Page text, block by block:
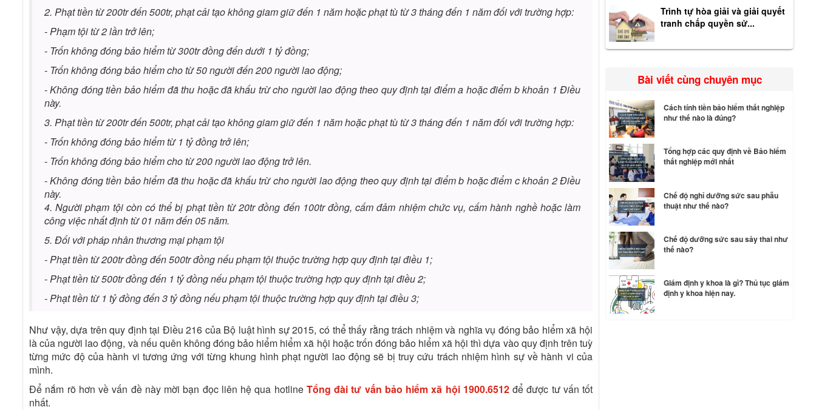
2. Phạt tiền từ 200tr đến 500tr, phạt cải tạo không giam giữ đến 1 năm hoặc phạt tù từ 3 tháng đến 1 năm đối với trường hợp:
- Phạm tội từ 2 lần trở lên;
- Trốn không đóng bảo hiểm từ 300tr đồng đến dưới 1 tỷ đồng;
- Trốn không đóng bảo hiểm cho từ 50 người đến 200 người lao động;
- Không đóng tiền bảo hiểm đã thu hoặc đã khấu trừ cho người lao động theo quy định tại điểm a hoặc điểm b khoản 1 Điều
này.
3. Phạt tiền từ 200tr đến 500tr, phạt cải tạo không giam giữ đến 1 năm hoặc phạt tù từ 3 tháng đến 1 năm đối với trường hợp:
- Trốn không đóng bảo hiểm từ 1 tỷ đồng trở lên;
- Trốn không đóng bảo hiểm cho từ 200 người lao động trở lên.
- Không đóng tiền bảo hiểm đã thu hoặc đã khấu trừ cho người lao động theo quy định tại điểm b hoặc điểm c khoản 2 Điều
này.
4.Người phạm tội còn có thể bị phạt tiền từ 20tr đồng đến 100tr đồng, cấm đảm nhiệm chức vụ, cấm hành nghề hoặc làm
công việc nhất định từ 01 năm đến 05 năm.
5. Đối với pháp nhân thương mại phạm tội
- Phạt tiền từ 200tr đồng đến 500tr đồng nếu phạm tội thuộc trường hợp quy định tại điều 1;
- Phạt tiền từ 500tr đồng đến 1 tỷ đồng nếu phạm tội thuộc trường hợp quy định tại điều 2;
- Phạt tiền từ 1 tỷ đồng đến 3 tỷ đồng nếu phạm tội thuộc trường hợp quy định tại điều 3;
Như vậy, dựa trên quy định tại Điều 216 của Bộ luật hình sự 2015, có thể thấy rằng trách nhiệm và nghĩa vụ đóng bảo hiểm xã hội
là của người lao động, và nếu quên không đóng bảo hiểm hiểm xã hội hoặctrốn đóng bảo hiểm xã hộithì dựa vào quy định trên tuỳ
từng mức độ của hành vi tương ứng với từng khung hình phạt người lao động sẽ bị truy cứu trách nhiệm hình sự về hành vi của
mình.
Để nắm rõ hơn về vấn đề này mời bạn đọc liên hệ qua hotline Tổng đài tư vấn bảo hiểm xã hội 1900.6512để được tư vấn tốt
nhất.
Trình tự hòa giải và giải quyết
tranh chấp quyền sử...
Bài viết cùng chuyên mục
Cách tính tiền bảo hiểm thất nghiệp
như thế nào là đúng?
Tổng hợp các quy định về Bảo hiểm
thất nghiệp mới nhất
Chế độ nghỉ dưỡng sức sau phẫu
thuật như thế nào?
Chế độ dưỡng sức sau sảy thai như
thế nào?
Giám định y khoa là gì? Thủ tục giám
định y khoa hiện nay.